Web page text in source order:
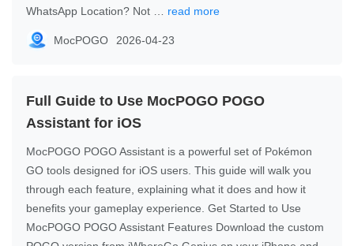
WhatsApp Location? Not … read more
MocPOGO 2026-04-23
Full Guide to Use MocPOGO POGO
Assistant for iOS
MocPOGO POGO Assistant is a powerful set of Pokémon
GO tools designed for iOS users. This guide will walk you
through each feature, explaining what it does and how it
benefits your gameplay experience. Get Started to Use
MocPOGO POGO Assistant Features Download the custom